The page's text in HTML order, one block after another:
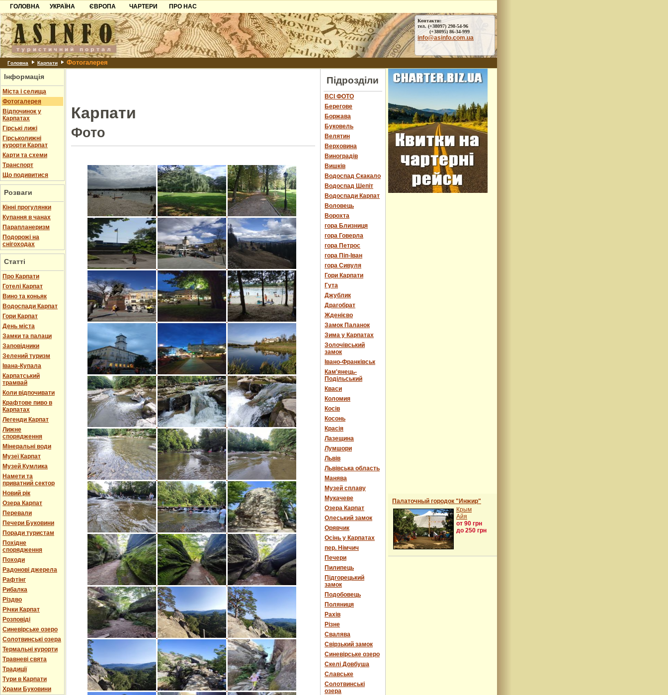
ГОЛОВНА
УКРАЇНА
Карпати
Азов
Причорноморря
Шацьк
ЄВРОПА
Чорногорія
Хорватія
Болгарія
Албанія
ЧАРТЕРИ
ПРО НАС
Контакти
Партнерам
Додати готель
Контакти:
тел. (+38097) 298-54-96
(+38095) 86-34-999
info@asinfo.com.ua
Головна Карпати Фотогалерея
Інформація
Міста і селища
Фотогалерея
Відпочинок у
Карпатах
Гірські лижі
Гірськолижні
курорти Карпат
Карти та схеми
Транспорт
Що подивитися
Розваги
Кінні прогулянки
Купання в чанах
Парапланеризм
Подорожі на
снігоходах
Статті
Про Карпати
Готелі Карпат
Вино та коньяк
Водоспади Карпат
Гори Карпат
День міста
Замки та палаци
Заповідники
Зелений туризм
Івана-Купала
Карпатський
трамвай
Коли відпочивати
Крафтове пиво в
Карпатах
Легенди Карпат
Лижне
спорядження
Мінеральні води
Музеї Карпат
Музей Кумлика
Намети та
приватний сектор
Новий рік
Озера Карпат
Перевали
Печери Буковини
Поради туристам
Похідне
спорядження
Походи
Радонові джерела
Рафтінг
Рибалка
Різдво
Річки Карпат
Розповіді
Синевірське озеро
Солотвинські озера
Термальні курорти
Травневі свята
Традиції
Тури в Карпати
Храми Буковини
Карпати
Фото
Підрозділи
ВСІ ФОТО
Берегове
Боржава
Буковель
Велятин
Верховина
Виноградів
Вишків
Водоспад Скакало
Водоспад Шепіт
Водоспади Карпат
Воловець
Ворохта
гора Близниця
гора Говерла
гора Петрос
гора Піп-Іван
гора Сивуля
Гори Карпати
Гута
Джублик
Драгобрат
Жденієво
Замок Паланок
Зима у Карпатах
Золочівський
замок
Івано-Франківськ
Кам'янець-
Подільський
Кваси
Коломия
Косів
Косонь
Красія
Лазещина
Лумшори
Львів
Львівська область
Манява
Музей сплаву
Мукачеве
Озера Карпат
Олеський замок
Орявчик
Осінь у Карпатах
пер. Німчич
Печери
Пилипець
Підгорецький
замок
Подобовець
Поляниця
Рахів
Різне
Свалява
Свірзький замок
Синевірське озеро
Скелі Довбуша
Славське
Солотвинські
озера
Палаточный городок "Инжир"
Крым
Айя
от 90 грн
до 250 грн